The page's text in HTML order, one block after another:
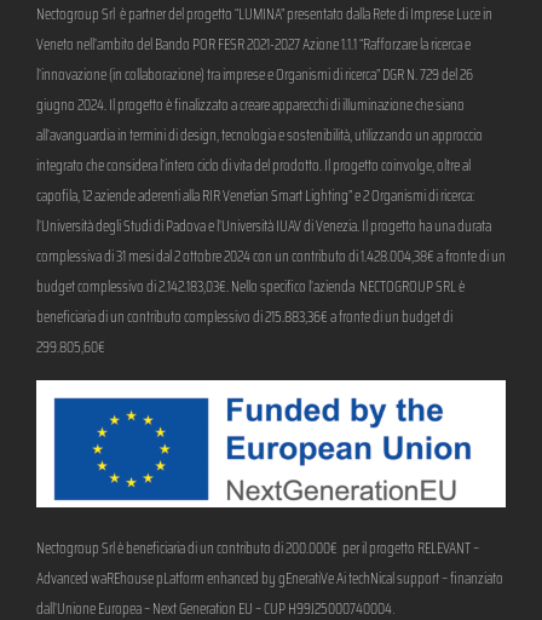
Nectogroup Srl è partner del progetto “LUMINA” presentato dalla Rete di Imprese Luce in
Veneto nell’ambito del Bando POR FESR 2021-2027 Azione 1.1.1 “Rafforzare la ricerca e
l’innovazione (in collaborazione) tra imprese e Organismi di ricerca” DGR N. 729 del 26
giugno 2024. Il progetto è finalizzato a creare apparecchi di illuminazione che siano
all’avanguardia in termini di design, tecnologia e sostenibilità, utilizzando un approccio
integrato che considera l’intero ciclo di vita del prodotto. Il progetto coinvolge, oltre al
capofila, 12 aziende aderenti alla RIR Venetian Smart Lighting” e 2 Organismi di ricerca:
l’Università degli Studi di Padova e l’Università IUAV di Venezia. Il progetto ha una durata
complessiva di 31 mesi dal 2 ottobre 2024 con un contributo di 1.428.004,38€ a fronte di un
budget complessivo di 2.142.183,03€. Nello specifico l’azienda NECTOGROUP SRL è
beneficiaria di un contributo complessivo di 215.883,36€ a fronte di un budget di
299.805,60€
Nectogroup Srl è beneficiaria di un contributo di 200.000€ per il progetto RELEVANT –
Advanced waREhouse pLatform enhanced by gEneratiVe Ai techNical support – finanziato
dall’Unione Europea – Next Generation EU – CUP H99J25000740004.